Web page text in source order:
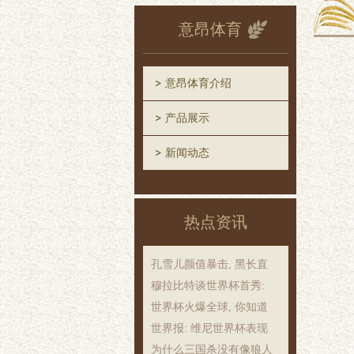
意昂体育
意昂体育介绍
产品展示
新闻动态
热点资讯
孔雪儿颜值暴击, 黑长直
穆拉比特谈世界杯首秀:
世界杯火爆全球, 你知道
世界报: 维尼世界杯表现
为什么三国杀没有像狼人